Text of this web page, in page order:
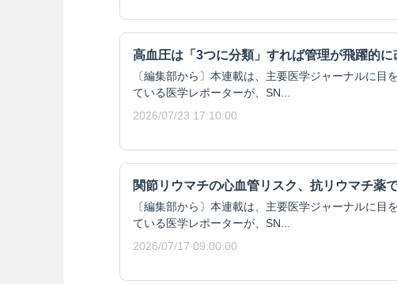
高血圧は「3つに分類」すれば管理が飛躍的に
〔編集部から〕本連載は、主要医学ジャーナルに目
ている医学レポーターが、SN...
2026/07/23 17:10:00
関節リウマチの心血管リスク、抗リウマチ薬
〔編集部から〕本連載は、主要医学ジャーナルに目
ている医学レポーターが、SN...
2026/07/17 09:00:00